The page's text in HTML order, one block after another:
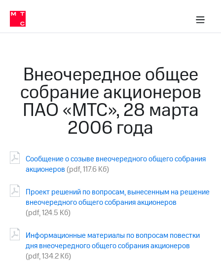
Медиа-центр
и акционерам
Устойчивое развитие
Комплаенс и деловая этика
компании
в МТС
История
компании
Руководство
региона
информация
Медиа-центр
Пресс-
релизы
МТС
о технологиях
Пресс-
релизы
МТС
о технологиях
Внеочередное общее
собрание акционеров
ПАО «МТС», 28 марта
2006 года
Сообщение о созыве внеочередного общего собрания
акционеров (pdf, 117.6 Кб)
Проект решений по вопросам, вынесенным на решение
внеочередного общего собрания акционеров
(pdf, 124.5 Кб)
Информационные материалы по вопросам повестки
дня внеочередного общего собрания акционеров
(pdf, 134.2 Кб)